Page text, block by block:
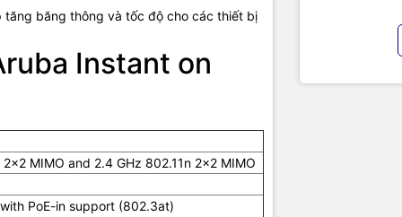
tăng băng thông và tốc độ cho các thiết bị
Instant on
MIMO and 2.4 GHz 802.11n 2×2 MIMO
PoE-in support (802.3at)
Multiuser, Multiple input, Multiple output (MU-MIMO)